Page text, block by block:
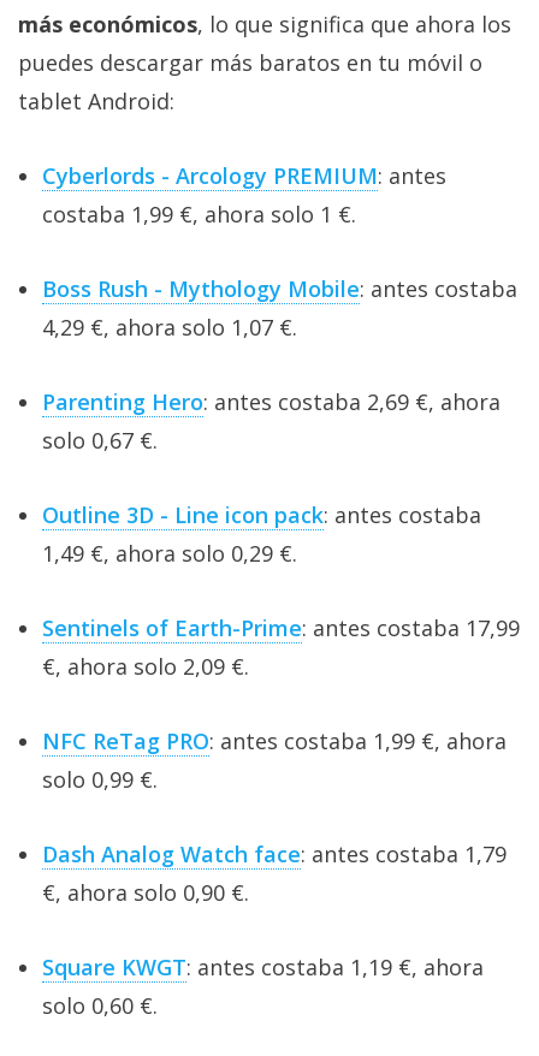
más económicos, lo que significa que ahora los
puedes descargar más baratos en tu móvil o
tablet Android:
Cyberlords - Arcology PREMIUM: antes
costaba 1,99 €, ahora solo 1 €.
Boss Rush - Mythology Mobile: antes costaba
4,29 €, ahora solo 1,07 €.
Parenting Hero: antes costaba 2,69 €, ahora
solo 0,67 €.
Outline 3D - Line icon pack: antes costaba
1,49 €, ahora solo 0,29 €.
Sentinels of Earth-Prime: antes costaba 17,99
€, ahora solo 2,09 €.
NFC ReTag PRO: antes costaba 1,99 €, ahora
solo 0,99 €.
Dash Analog Watch face: antes costaba 1,79
€, ahora solo 0,90 €.
Square KWGT: antes costaba 1,19 €, ahora
solo 0,60 €.